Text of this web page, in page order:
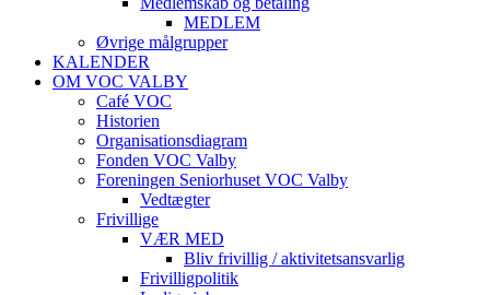
MEDLEM
Øvrige målgrupper
KALENDER
OM VOC VALBY
Café VOC
Historien
Organisationsdiagram
Fonden VOC Valby
Foreningen Seniorhuset VOC Valby
Vedtægter
Frivillige
VÆR MED
Bliv frivillig / aktivitetsansvarlig
Frivilligpolitik